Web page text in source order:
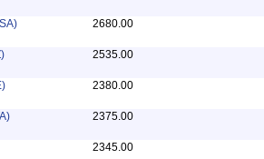
2680.00
2535.00
2380.00
2375.00
2345.00